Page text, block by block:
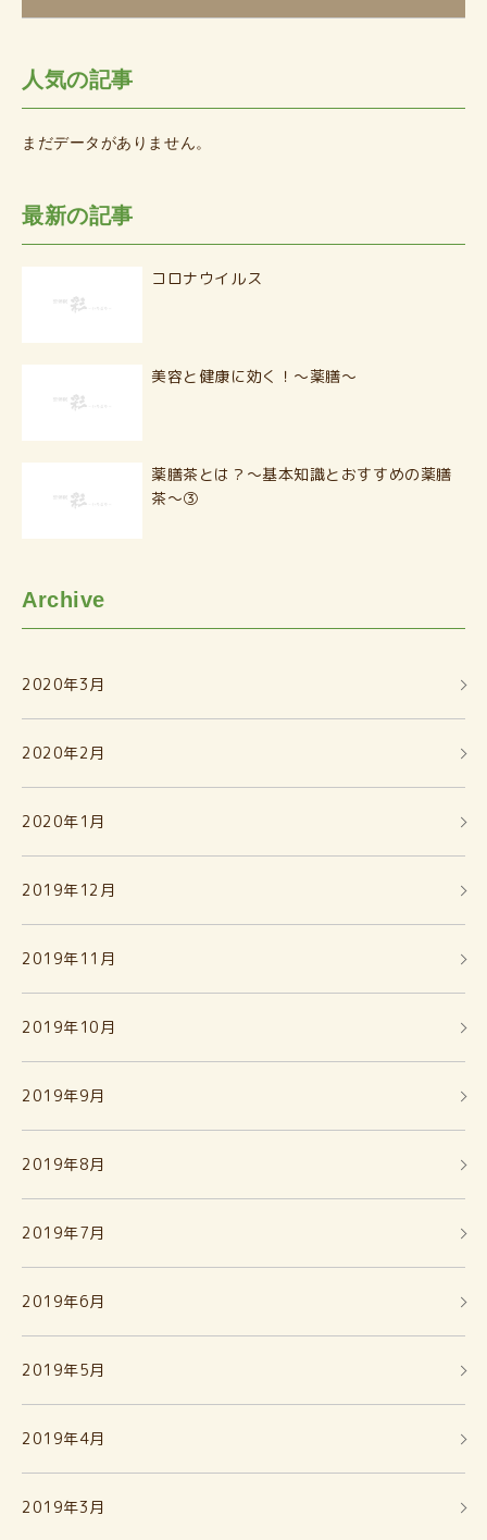
人気の記事
まだデータがありません。
最新の記事
コロナウイルス
美容と健康に効く！〜薬膳〜
薬膳茶とは？〜基本知識とおすすめの薬膳
茶〜③
Archive
2020年3月
2020年2月
2020年1月
2019年12月
2019年11月
2019年10月
2019年9月
2019年8月
2019年7月
2019年6月
2019年5月
2019年4月
2019年3月